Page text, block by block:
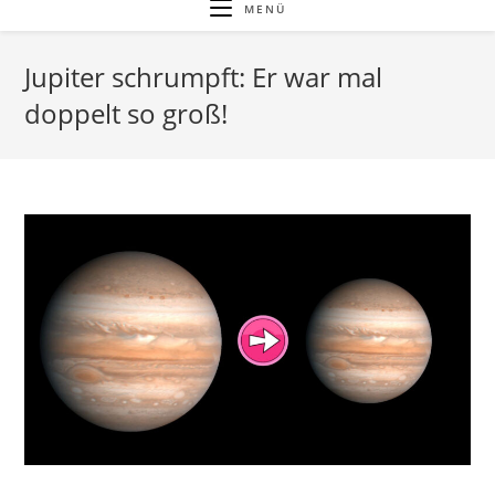
MENÜ
Jupiter schrumpft: Er war mal
doppelt so groß!